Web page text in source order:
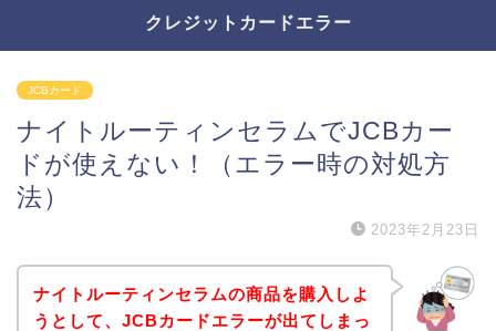
クレジットカードエラー
JCBカード
ナイトルーティンセラムでJCBカー
ドが使えない！（エラー時の対処方
法）
2023年2月23日
ナイトルーティンセラムの商品を購入しよ
うとして、JCBカードエラーが出てしまっ